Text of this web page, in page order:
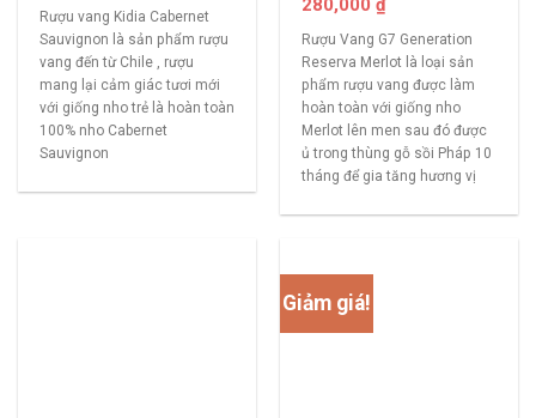
Rượu vang Kidia Cabernet
Sauvignon là sản phẩm rượu
vang đến từ Chile , rượu
mang lại cảm giác tươi mới
với giống nho trẻ là hoàn toàn
100% nho Cabernet
Sauvignon
280,000 ₫
Rượu Vang G7 Generation
Reserva Merlot là loại sản
phẩm rượu vang được làm
hoàn toàn với giống nho
Merlot lên men sau đó được
ủ trong thùng gỗ sồi Pháp 10
tháng để gia tăng hương vị
Giảm giá!